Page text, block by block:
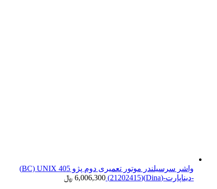
واشر سرسیلندر موتور تعمیری دوم پژو 405 BC) UNIX)
-دیناپارت-(Dina)(21202415)
6,006,300 ﷼